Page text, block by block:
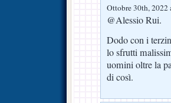
Ottobre 30th, 2022
@Alessio Rui.
Dodo con i
lo sfrutti
uomini oltre la
di così.